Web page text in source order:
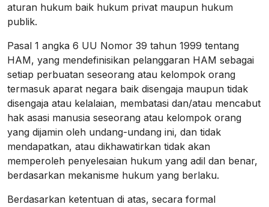
aturan hukum baik hukum privat maupun hukum
publik.
Pasal 1 angka 6 UU Nomor 39 tahun 1999 tentang
HAM, yang mendefinisikan pelanggaran HAM sebagai
setiap perbuatan seseorang atau kelompok orang
termasuk aparat negara baik disengaja maupun tidak
disengaja atau kelalaian, membatasi dan/atau mencabut
hak asasi manusia seseorang atau kelompok orang
yang dijamin oleh undang-undang ini, dan tidak
mendapatkan, atau dikhawatirkan tidak akan
memperoleh penyelesaian hukum yang adil dan benar,
berdasarkan mekanisme hukum yang berlaku.
Berdasarkan ketentuan di atas, secara formal